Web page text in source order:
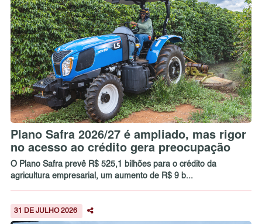
Plano Safra 2026/27 é ampliado, mas rigor
no acesso ao crédito gera preocupação
O Plano Safra prevê R$ 525,1 bilhões para o crédito da
agricultura empresarial, um aumento de R$ 9 b...
31 DE JULHO 2026